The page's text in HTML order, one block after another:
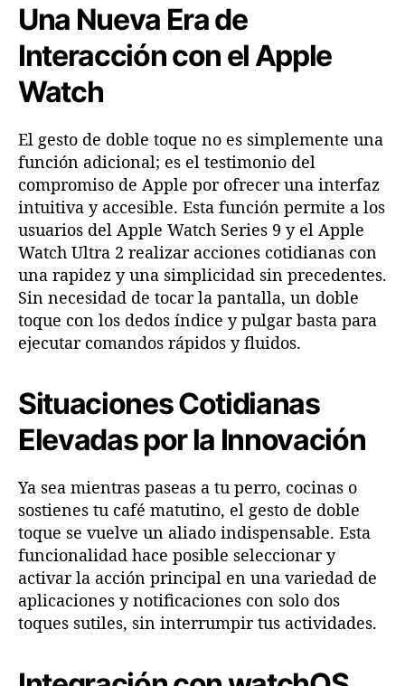
Una Nueva Era de
Interacción con el Apple
Watch
El gesto de doble toque no es simplemente una
función adicional; es el testimonio del
compromiso de Apple por ofrecer una interfaz
intuitiva y accesible. Esta función permite a los
usuarios del Apple Watch Series 9 y el Apple
Watch Ultra 2 realizar acciones cotidianas con
una rapidez y una simplicidad sin precedentes.
Sin necesidad de tocar la pantalla, un doble
toque con los dedos índice y pulgar basta para
ejecutar comandos rápidos y fluidos.
Situaciones Cotidianas
Elevadas por la Innovación
Ya sea mientras paseas a tu perro, cocinas o
sostienes tu café matutino, el gesto de doble
toque se vuelve un aliado indispensable. Esta
funcionalidad hace posible seleccionar y
activar la acción principal en una variedad de
aplicaciones y notificaciones con solo dos
toques sutiles, sin interrumpir tus actividades.